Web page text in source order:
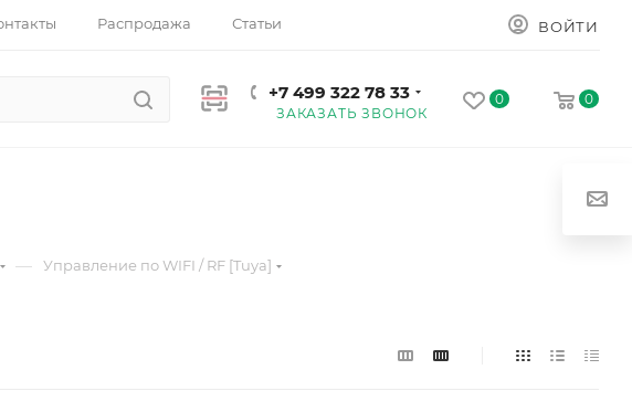
Распродажа Статьи ВОЙТИ
+7 499 322 78 33
ЗАКАЗАТЬ ЗВОНОК
0 0
— Управление по WIFI / RF [Tuya]